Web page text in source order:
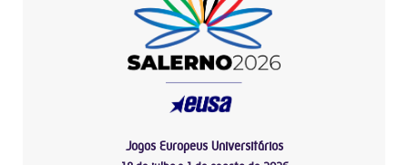
Jogos Europeus Universitários